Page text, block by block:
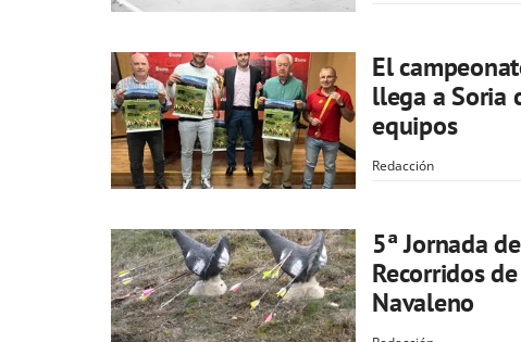
El
llega a Soria
equipos
Redacción
5ª Jornada
Recorridos
Navaleno